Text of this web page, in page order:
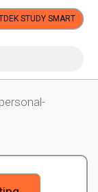
STUDY SMART